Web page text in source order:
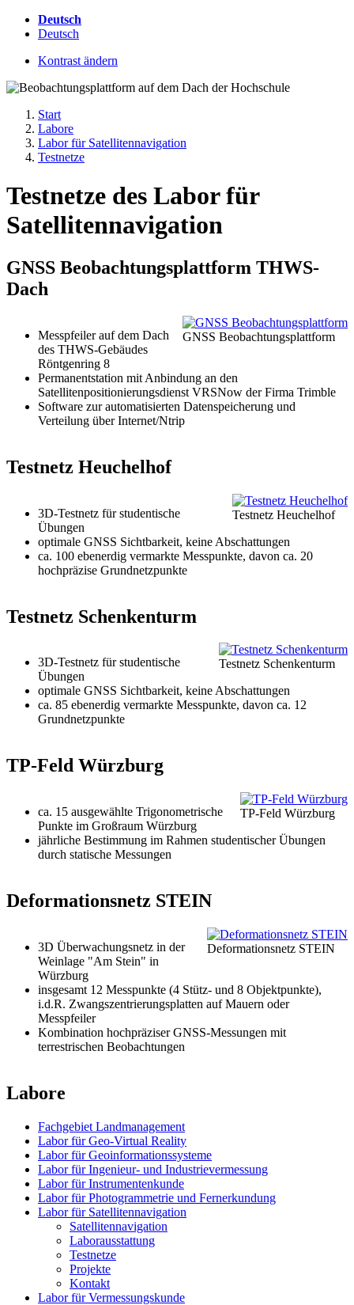
Deutsch
Deutsch
Kontrast ändern
Start
Labore
Labor für Satellitennavigation
Testnetze
Testnetze des Labor für
Satellitennavigation
GNSS Beobachtungsplattform THWS-
Dach
GNSS Beobachtungsplattform
Messpfeiler auf dem Dach
des THWS-Gebäudes
Röntgenring 8
Permanentstation mit Anbindung an den
Satellitenpositionierungsdienst VRSNow der Firma Trimble
Software zur automatisierten Datenspeicherung und
Verteilung über Internet/Ntrip
Testnetz Heuchelhof
Testnetz Heuchelhof
3D-Testnetz für studentische
Übungen
optimale GNSS Sichtbarkeit, keine Abschattungen
ca. 100 ebenerdig vermarkte Messpunkte, davon ca. 20
hochpräzise Grundnetzpunkte
Testnetz Schenkenturm
Testnetz Schenkenturm
3D-Testnetz für studentische
Übungen
optimale GNSS Sichtbarkeit, keine Abschattungen
ca. 85 ebenerdig vermarkte Messpunkte, davon ca. 12
Grundnetzpunkte
TP-Feld Würzburg
TP-Feld Würzburg
ca. 15 ausgewählte Trigonometrische
Punkte im Großraum Würzburg
jährliche Bestimmung im Rahmen studentischer Übungen
durch statische Messungen
Deformationsnetz STEIN
Deformationsnetz STEIN
3D Überwachungsnetz in der
Weinlage "Am Stein" in
Würzburg
insgesamt 12 Messpunkte (4 Stütz- und 8 Objektpunkte),
i.d.R. Zwangszentrierungsplatten auf Mauern oder
Messpfeiler
Kombination hochpräziser GNSS-Messungen mit
terrestrischen Beobachtungen
Labore
Fachgebiet Landmanagement
Labor für Geo-Virtual Reality
Labor für Geoinformationssysteme
Labor für Ingenieur- und Industrievermessung
Labor für Instrumentenkunde
Labor für Photogrammetrie und Fernerkundung
Labor für Satellitennavigation
Satellitennavigation
Laborausstattung
Testnetze
Projekte
Kontakt
Labor für Vermessungskunde